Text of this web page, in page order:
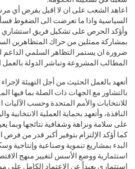
اعاهد الشعب على ان لا اقبل بفرض أي
السياسية واذا ما تعرضت الى الضغوط
وأؤكد الحرص على تشكيل فريق استشاري
بمشاركة ممثلين من حراك المتظاهرين
ضرورة ان يستمر التظاهر السلمي الداعم
المطالب المشروعة وتباشر الدولة بالعمل
أتعهد بالعمل الحثيث من أجل التهيئة
بالتشاور مع الجهات ذات الصلة بما فيها
للانتخابات والأمم المتحدة وحسب الآليات
النافذة، وأتعهد بحماية العملية
على سلامة ونزاهة وشفافية نتائجها وبما
كما أؤكد الإلتزام بتوفير أكبر قدر من
البدء بمشاريع تنموية وصناعية وإنتاجية
استثمارية ووضع الأسس لتغيير منهج
استثماري بعيداً عن الإعتماد الكامل على